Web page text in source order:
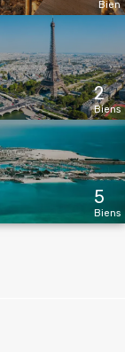
Bien
2
Biens
5
Biens